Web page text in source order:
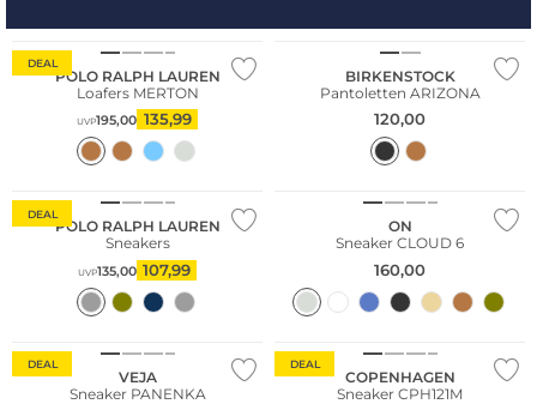
DEAL
POLO RALPH LAUREN
Loafers MERTON
UVP195,00 135,99
BIRKENSTOCK
Pantoletten ARIZONA
120,00
DEAL
POLO RALPH LAUREN
Sneakers
UVP135,00 107,99
ON
Sneaker CLOUD 6
160,00
DEAL
Fashion Tipp
Nachhaltig
VEJA
Sneaker PANENKA
DEAL
Nachhaltig
COPENHAGEN
Sneaker CPH121M